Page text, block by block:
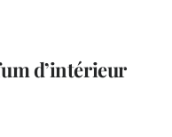
d’intérieur